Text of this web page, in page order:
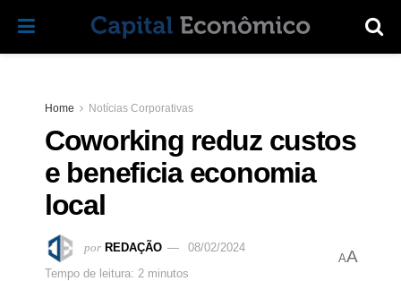
Home Notícias Corporativas
Coworking reduz custos
e beneficia economia
local
por REDAÇÃO
08/02/2024
Tempo de leitura: 2 minutos
AA